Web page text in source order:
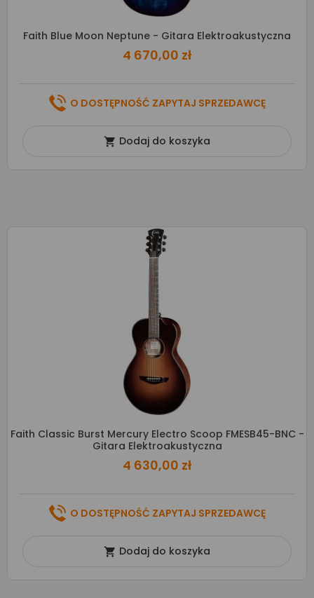
Faith Blue Moon Neptune - Gitara Elektroakustyczna
4 670,00 zł
O DOSTĘPNOŚĆ ZAPYTAJ SPRZEDAWCĘ
 Dodaj do koszyka
Faith Classic Burst Mercury Electro Scoop FMESB45-BNC -
Gitara Elektroakustyczna
4 630,00 zł
O DOSTĘPNOŚĆ ZAPYTAJ SPRZEDAWCĘ
 Dodaj do koszyka